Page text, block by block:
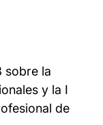
sobre la
y la I
de